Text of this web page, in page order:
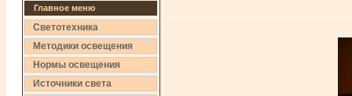
Главное меню
Светотехника
Методики освещения
Нормы освещения
Источники света